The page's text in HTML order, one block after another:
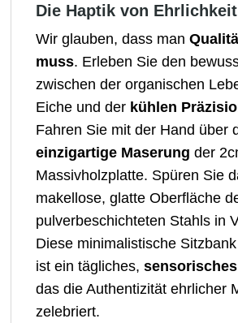
Die Haptik von Ehrlichkeit
Wir glauben, dass man
muss. Erleben Sie den
zwischen der organischen
Eiche und der kühlen
Fahren Sie mit der Hand über
einzigartige Maserung der
Massivholzplatte. Spüren Sie
makellose, glatte Oberfläche
pulverbeschichteten Stahls in
Diese minimalistische
ist ein tägliches,
das die Authentizität ehrlicher
zelebriert.